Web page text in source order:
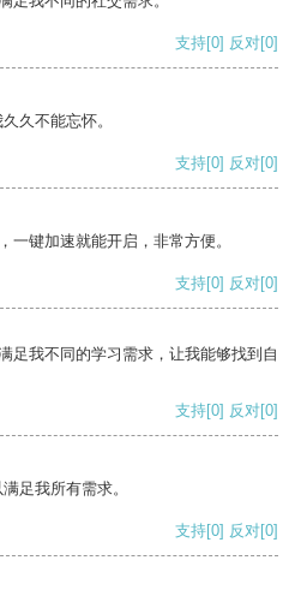
支持[0] 反对[0]
久不能忘怀。
支持[0] 反对[0]
一键加速就能开启，非常方便。
支持[0] 反对[0]
足我不同的学习需求，让我能够找到自
支持[0] 反对[0]
足我所有需求。
支持[0] 反对[0]